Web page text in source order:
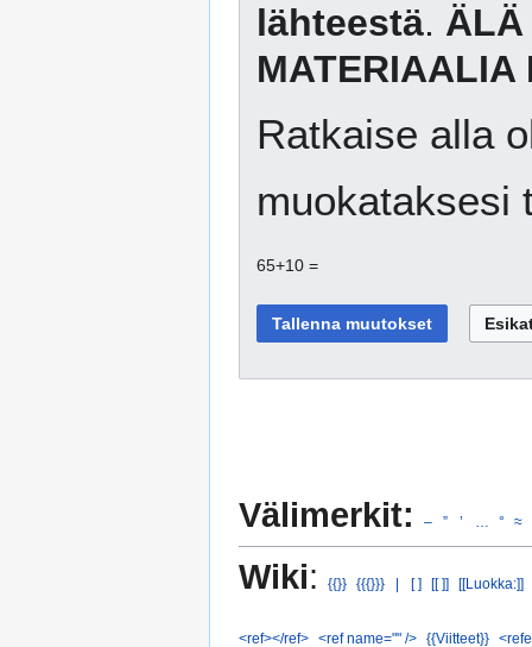
lähteestä. ÄLÄ
MATERIAALIA
Ratkaise alla
muokataksesi
65+10 =
Välimerkit: – ” ’ ° ≈
Wiki: {{}} {{{}}} | [ ] [[ ]] [[Luokka:]]
<ref></ref> <ref name="" /> {{Viitteet}}